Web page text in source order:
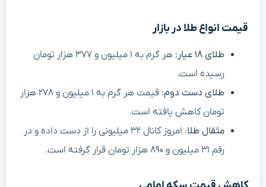
قیمت انواع طلا در بازار
طلای ۱۸ عیار
: هر گرم به ۱ میلیون و ۳۷۷ هزار تومان
رسیده است.
طلای دست دوم
: قیمت هر گرم به ۱ میلیون و ۲۷۸ هزار
تومان کاهش یافته است.
مثقال طلا
: امروز کانال ۳۲ میلیونی را از دست داده و در
رقم ۳۱ میلیون و ۸۹۰ هزار تومان قرار گرفته است.